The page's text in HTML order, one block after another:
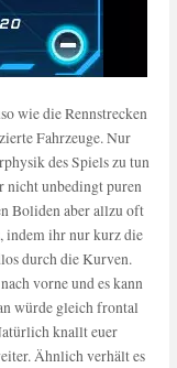
wie die Rennstrecken
Fahrzeuge. Nur
des Spiels zu tun
nicht unbedingt puren
Boliden aber allzu oft
indem ihr nur kurz die
durch die Kurven.
vorne und es kann
würde gleich frontal
knallt euer
Ähnlich verhält es